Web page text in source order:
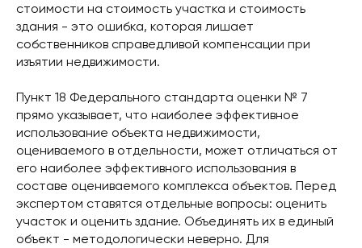
стоимости на стоимость участка и стоимость
здания - это ошибка, которая лишает
собственников справедливой компенсации при
изъятии недвижимости.
Пункт 18 Федерального стандарта оценки № 7
прямо указывает, что наиболее эффективное
использование объекта недвижимости,
оцениваемого в отдельности, может отличаться от
его наиболее эффективного использования в
составе оцениваемого комплекса объектов. Перед
экспертом ставятся отдельные вопросы: оценить
участок и оценить здание. Объединять их в единый
объект - методологически неверно. Для